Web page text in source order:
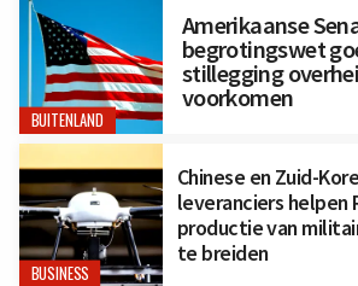
BUITENLAND
Amerikaanse
begrotingswet
stillegging
voorkomen
BUSINESS
Chinese en Zuid-
leveranciers helpen
productie van
te breiden